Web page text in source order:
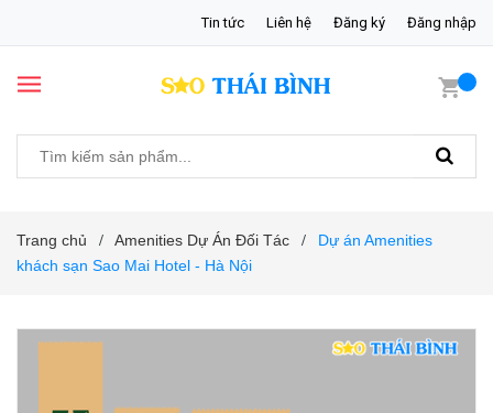
Tin tức Liên hệ Đăng ký Đăng nhập
Trang chủ / Amenities Dự Án Đối Tác /
Dự án Amenities
khách sạn Sao Mai Hotel - Hà Nội